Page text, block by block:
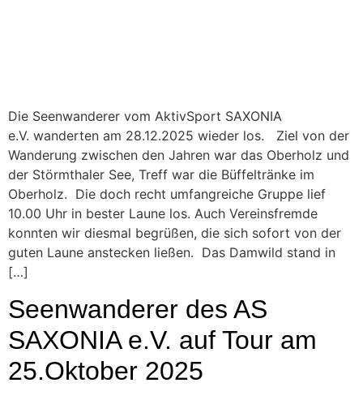
Die Seenwanderer vom AktivSport SAXONIA
e.V. wanderten am 28.12.2025 wieder los. Ziel von der
Wanderung zwischen den Jahren war das Oberholz und
der Störmthaler See, Treff war die Büffeltränke im
Oberholz. Die doch recht umfangreiche Gruppe lief
10.00 Uhr in bester Laune los. Auch Vereinsfremde
konnten wir diesmal begrüßen, die sich sofort von der
guten Laune anstecken ließen. Das Damwild stand in
[…]
Seenwanderer des AS
SAXONIA e.V. auf Tour am
25.Oktober 2025